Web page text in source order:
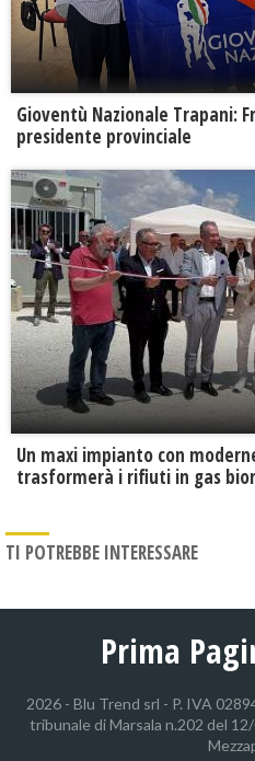
Gioventù Nazionale Trapani:
presidente provinciale
Un maxi impianto con
trasformerà i rifiuti in gas
TI POTREBBE INTERESSARE
Prima
2026 - Blu Trend srl - P. IVA
tribunale di Marsala n.202 del